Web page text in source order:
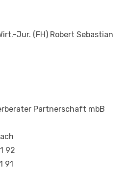
Jur. (FH) Robert Sebastian
Partnerschaft mbB
92
91